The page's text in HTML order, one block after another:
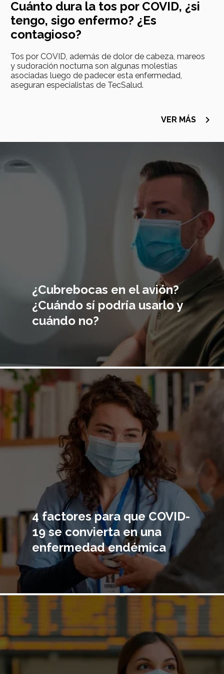
Cuánto dura la tos por COVID, ¿si
tengo, sigo enfermo? ¿Es
contagioso?
Tos por COVID, además de dolor de cabeza, mareos
y sudoración nocturna son algunas molestias
asociadas luego de padecer esta enfermedad,
aseguran especialistas de TecSalud.
VER MÁS navigate_next
principal
¿Cubrebocas en el avión?
¿Cuándo sí podría usarlo y
cuándo no?
Imagen
principal
4 factores para que COVID-
19 se convierta en una
enfermedad endémica
Imagen